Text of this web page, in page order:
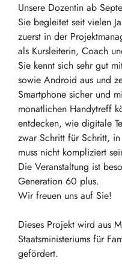
Unsere Dozentin ab
Sie begleitet seit vielen
zuerst in der
als Kursleiterin, Coach
Sie kennt sich sehr gut
sowie Android aus und
Smartphone sicher und
monatlichen Handytreff
entdecken, wie digitale
zwar Schritt für Schritt,
muss nicht kompliziert
Die Veranstaltung ist
Generation 60 plus.
Wir freuen uns auf Sie!
Dieses Projekt wird aus
Staatsministeriums für
gefördert.